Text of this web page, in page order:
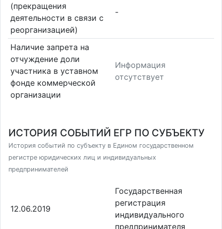
(прекращения
деятельности в связи с
реорганизацией)
-
Наличие запрета на
отчуждение доли
участника в уставном
фонде коммерческой
организации
Информация
отсутствует
ИСТОРИЯ СОБЫТИЙ ЕГР ПО СУБЪЕКТУ
История событий по субъекту в Едином государственном
регистре юридических лиц и индивидуальных
предпринимателей
12.06.2019
Государственная
регистрация
индивидуального
предпринимателя